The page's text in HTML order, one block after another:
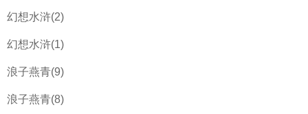
幻想水浒(2)
幻想水浒(1)
浪子燕青(9)
浪子燕青(8)